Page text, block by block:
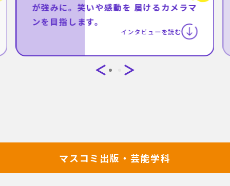
が強みに。笑いや感動を 届けるカメラマ
ンを目指します。
インタビューを読む
マスコミ出版・芸能学科